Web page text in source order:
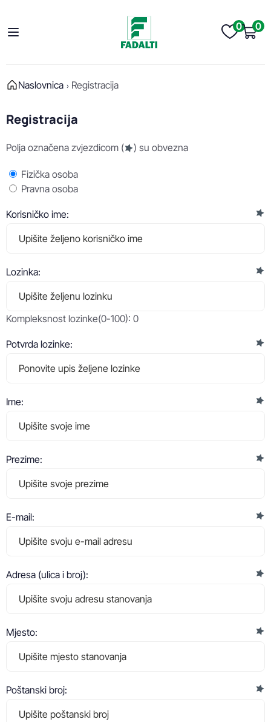
0 0
Naslovnica Registracija
Registracija
Polja označena zvjezdicom ( ) su obvezna
Fizička osoba
Pravna osoba
Korisničko ime:
Lozinka:
Kompleksnost lozinke(0-100): 0
Potvrda lozinke:
Ime:
Prezime:
E-mail:
Adresa (ulica i broj):
Mjesto:
Poštanski broj: